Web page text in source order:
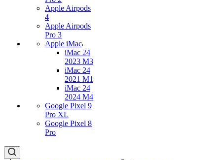
Apple Airpods
4
Apple Airpods
Pro 3
Apple iMac
iMac 24
2023 M3
iMac 24
2021 M1
iMac 24
2024 M4
Google Pixel 9
Pro XL
Google Pixel 8
Pro